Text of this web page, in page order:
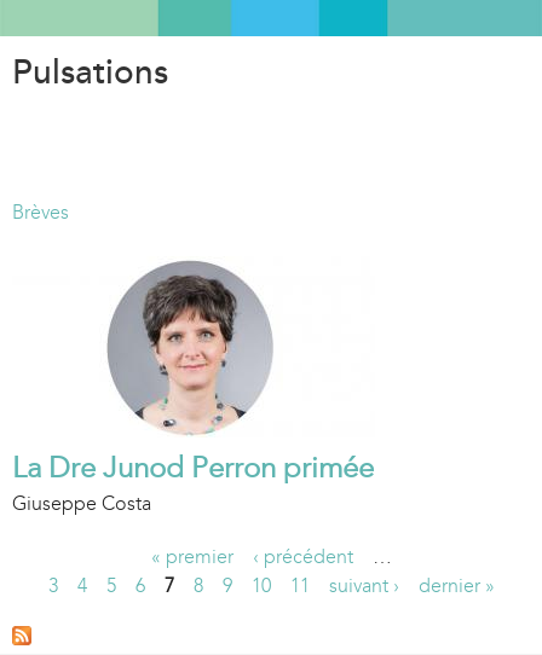
Pulsations
Brèves
La Dre Junod Perron primée
Giuseppe Costa
a
« premier ‹ précédent
…
3
4 5 6 7 8 9 10 11 suivant › dernier »